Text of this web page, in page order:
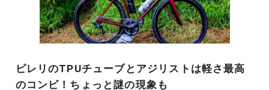
ピレリのTPUチューブとアジリストは軽さ最高
のコンビ！ちょっと謎の現象も